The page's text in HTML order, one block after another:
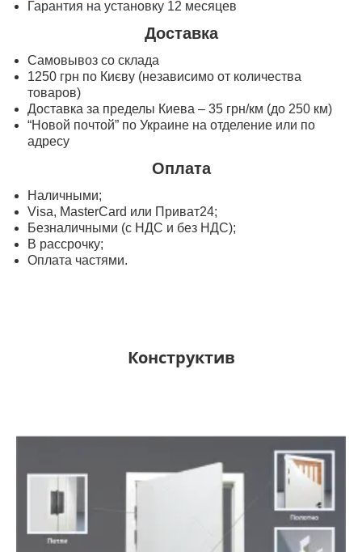
Гарантия на установку 12 месяцев
Доставка
Самовывоз со склада
1250 грн по Києву (независимо от количества
товаров)
Доставка за пределы Киева – 35 грн/км (до 250 км)
“Новой почтой” по Украине на отделение или по
адресу
Оплата
Наличными;
Visa, MasterСard или Приват24;
Безналичными (с НДС и без НДС);
В рассрочку;
Оплата частями.
Конструктив